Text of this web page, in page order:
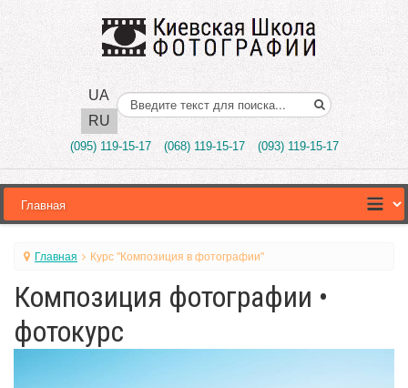
UA
RU
Поиск..
(095) 119-15-17 (068) 119-15-17 (093) 119-15-17
Главная Курс "Композиция в фотографии"
Композиция фотографии •
фотокурс